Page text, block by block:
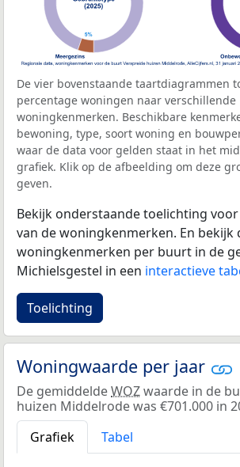
De vier bovenstaande taartdiagrammen
percentage woningen naar verschillende
woningkenmerken. Beschikbare
bewoning, type, soort woning en
waar de data voor gelden staat in het
grafiek. Klik op de afbeelding om deze
geven.
Bekijk onderstaande toelichting
van de woningkenmerken. En bekijk
woningkenmerken per buurt in de
Michielsgestel in een interactieve
Toelichting
Woningwaarde per jaar
De gemiddeldeWOZwaarde in de
huizen Middelrode was €701.000 in
Grafiek
Tabel